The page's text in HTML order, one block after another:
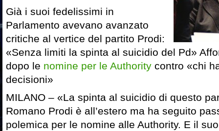
Già i suoi fedelissimi in
Parlamento avevano avanzato
critiche al vertice del partito Prodi:
«Senza limiti la spinta al suicidio del Pd»
dopo le nomine per le Authority contro «chi
decisioni»
MILANO – «La spinta al suicidio di questo
Romano Prodi è all’estero ma ha seguito
polemica per le nomine alle Authority. E il